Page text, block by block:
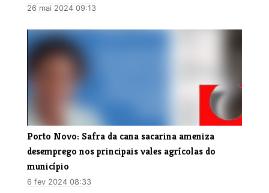
26 mai 2024 09:13
Porto Novo: Safra da cana sacarina ameniza
desemprego nos principais vales agrícolas do
município
6 fev 2024 08:33